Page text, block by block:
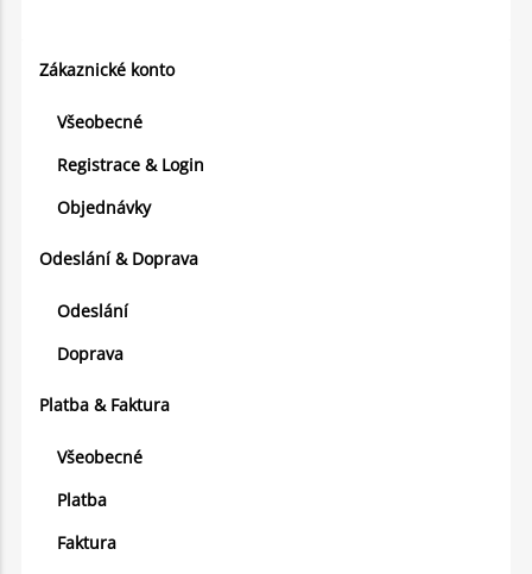
Zákaznické konto
Všeobecné
Registrace & Login
Objednávky
Odeslání & Doprava
Odeslání
Doprava
Platba & Faktura
Všeobecné
Platba
Faktura